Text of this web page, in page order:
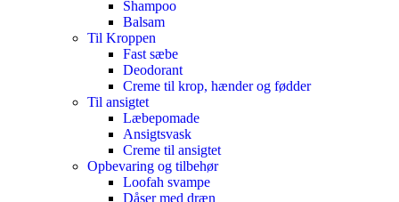
Shampoo
Balsam
Til Kroppen
Fast sæbe
Deodorant
Creme til krop, hænder og fødder
Til ansigtet
Læbepomade
Ansigtsvask
Creme til ansigtet
Opbevaring og tilbehør
Loofah svampe
Dåser med dræn